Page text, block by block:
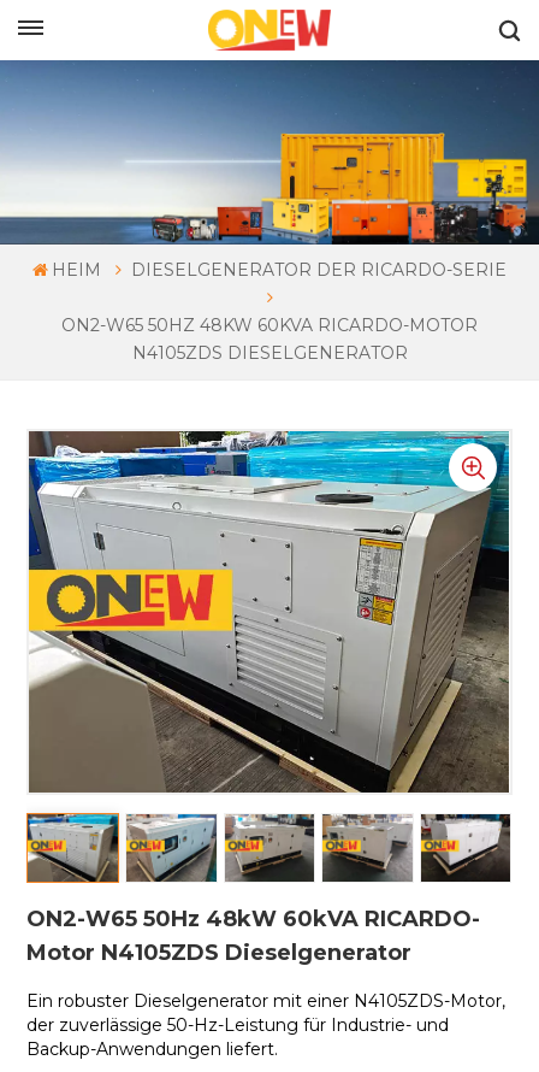
HEIM DIESELGENERATOR DER RICARDO-SERIE
ON2-W65 50HZ 48KW 60KVA RICARDO-MOTOR
N4105ZDS DIESELGENERATOR
ON2-W65 50Hz 48kW 60kVA RICARDO-
Motor N4105ZDS Dieselgenerator
Ein robuster Dieselgenerator mit einer N4105ZDS-Motor,
der zuverlässige 50-Hz-Leistung für Industrie- und
Backup-Anwendungen liefert.